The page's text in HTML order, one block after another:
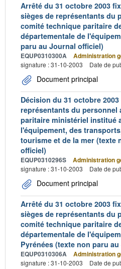
Arrêté du 31 octobre 2003
sièges de représentants du
comité technique paritaire
départementale de
paru au Journal officiel)
EQUP0310300A Administration
signature : 31-10-2003
Date de
Document principal
Décision du 31 octobre
représentants du personnel
paritaire ministériel institué
l'équipement, des
tourisme et de la mer (texte
officiel)
EQUP0310296S Administration
signature : 31-10-2003
Date de
Document principal
Arrêté du 31 octobre 2003
sièges de représentants du
comité technique paritaire
départementale de
Pyrénées (texte non paru
EQUP0310306A Administration
signature : 31-10-2003
Date de